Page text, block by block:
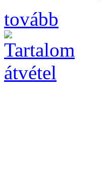
tovább